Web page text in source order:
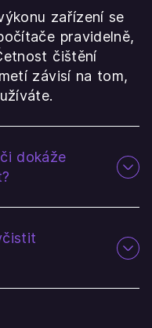
zařízení se
pravidelně,
čištění
závisí na tom,
dokáže